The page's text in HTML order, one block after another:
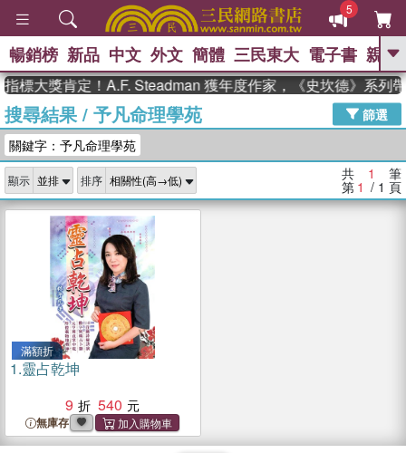
5
GO
熱搜： 高希均教授回憶錄
、 The Odyssey 、 父親節 、 如果歷
獎 臺灣漫遊錄 、 方念華 、 台灣的李
登輝時代
數學女孩：黎曼猜想 、
偉大的迷走神經
暢銷榜 新品 中文 外文 簡體 三民東大 電子書 親子
標大獎肯定！A.F. Steadman 獲年度作家，《史坎德》系列
搜尋結果/ 予凡命理學苑
篩選
關鍵字：予凡命理學苑
顯示 排序 共 1 筆
第 1 / 1 頁
滿額折
1.靈占乾坤
9
540
無庫存